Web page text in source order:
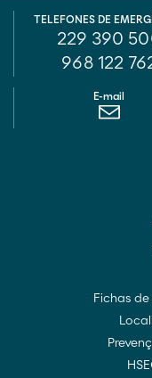
TELEFONES DE
229 390
968 122
E-mail
Fichas